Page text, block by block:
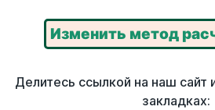
Изменить метод
Делитесь ссылкой на наш сайт
закладках: